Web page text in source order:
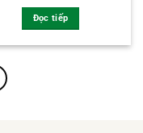
Đọc tiếp